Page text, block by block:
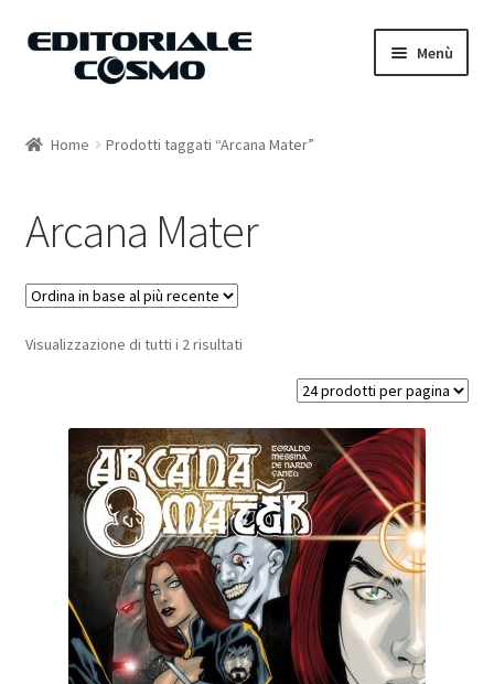
Vai
Vai
Menù
Carrello
Il mio account
Home Prodotti taggati “Arcana Mater”
Arcana Mater
Visualizzazione di tutti i 2 risultati